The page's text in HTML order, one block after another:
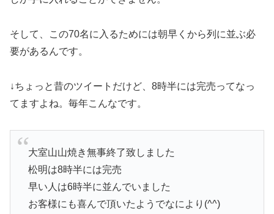
そして、この70名に入るためには朝早くから列に並ぶ必
要があるんです。
↓ちょっと昔のツイートだけど、8時半には完売ってなっ
てますよね。毎年こんなです。
大室山山焼き無事終了致しました
松明は8時半には完売
早い人は6時半に並んでいました
お客様にも喜んで頂いたようでなにより(^^)